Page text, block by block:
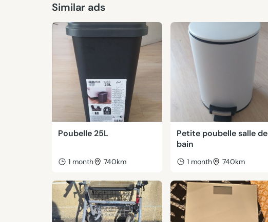
Similar ads
Poubelle 25L
1 month 740km
Petite poubelle salle de
bain
1 month 740km